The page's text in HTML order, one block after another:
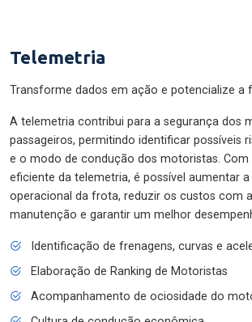
Telemetria
Transforme dados em ação e potencialize a
A telemetria contribui para a segurança dos
passageiros, permitindo identificar possíveis
e o modo de condução dos motoristas. Com
eficiente da telemetria, é possível aumentar
operacional da frota, reduzir os custos com
manutenção e garantir um melhor
Identificação de frenagens, curvas e
Elaboração de Ranking de Motoristas
Acompanhamento de ociosidade do